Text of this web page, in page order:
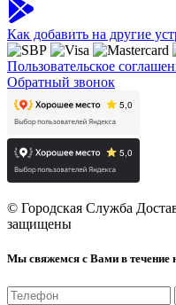
Как добавить на другие
Пользовательское
Обратный звонок
© Городская Служба
защищены
Мы свяжемся с Вами в течение